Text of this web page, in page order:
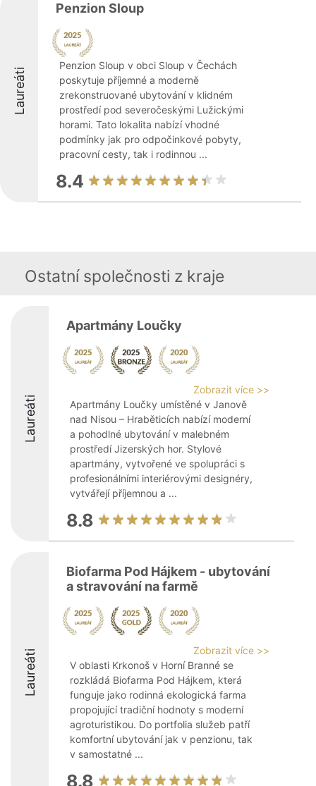
Laureáti
Penzion Sloup
Penzion Sloup v obci Sloup v Čechách
poskytuje příjemné a moderně
zrekonstruované ubytování v klidném
prostředí pod severočeskými Lužickými
horami. Tato lokalita nabízí vhodné
podmínky jak pro odpočinkové pobyty,
pracovní cesty, tak i rodinnou ...
8.4
Ostatní společnosti z kraje
Laureáti
Apartmány Loučky
Zobrazit více >>
Apartmány Loučky umístěné v Janově
nad Nisou – Hraběticích nabízí moderní
a pohodlné ubytování v malebném
prostředí Jizerských hor. Stylové
apartmány, vytvořené ve spolupráci s
profesionálními interiérovými designéry,
vytvářejí příjemnou a ...
8.8
Laureáti
Biofarma Pod Hájkem - ubytování
a stravování na farmě
Zobrazit více >>
V oblasti Krkonoš v Horní Branné se
rozkládá Biofarma Pod Hájkem, která
funguje jako rodinná ekologická farma
propojující tradiční hodnoty s moderní
agroturistikou. Do portfolia služeb patří
komfortní ubytování jak v penzionu, tak
v samostatné ...
8.8